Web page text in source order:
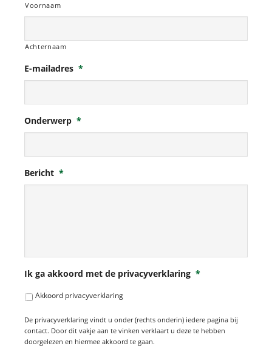
Voornaam
Achternaam
E-mailadres *
Onderwerp *
Bericht *
Ik ga akkoord met de privacyverklaring *
Akkoord privacyverklaring
De privacyverklaring vindt u onder (rechts onderin) iedere pagina bij
contact. Door dit vakje aan te vinken verklaart u deze te hebben
doorgelezen en hiermee akkoord te gaan.